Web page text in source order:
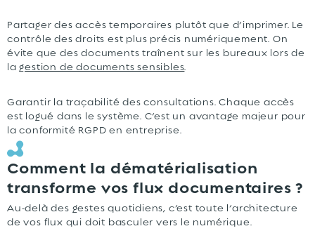
Partager des accès temporaires plutôt que d’imprimer. Le
contrôle des droits est plus précis numériquement. On
évite que des documents traînent sur les bureaux lors de
lagestion de documents sensibles.
Garantir la traçabilité des consultations. Chaque accès
est logué dans le système. C’est un avantage majeur pour
la conformité RGPD en entreprise.
Comment la dématérialisation
transforme vos flux documentaires ?
Au-delà des gestes quotidiens, c’est toute l’architecture
de vos flux qui doit basculer vers le numérique.